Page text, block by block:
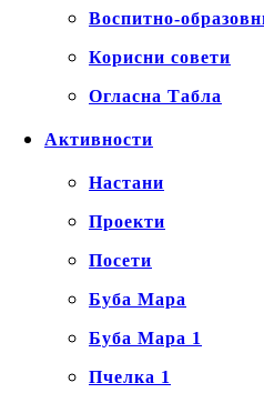
Воспитно-
Корисни совети
Огласна Табла
Активности
Настани
Проекти
Посети
Буба Мара
Буба Мара 1
Пчелка 1